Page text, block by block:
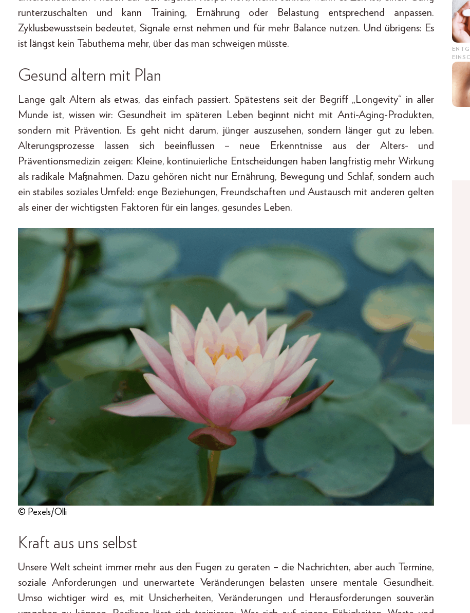
runterzuschalten und kann Training, Ernährung oder Belastung entsprechend anpassen.
Zyklusbewusstsein bedeutet, Signale ernst nehmen und für mehr Balance nutzen. Und übrigens: Es
ist längst kein Tabuthema mehr, über das man schweigen müsste.
Gesund altern mit Plan
Lange galt Altern als etwas, das einfach passiert. Spätestens seit der Begriff „Longevity“ in aller
Munde ist, wissen wir: Gesundheit im späteren Leben beginnt nicht mit Anti-Aging-Produkten,
sondern mit Prävention. Es geht nicht darum, jünger auszusehen, sondern länger gut zu leben.
Alterungsprozesse lassen sich beeinflussen – neue Erkenntnisse aus der Alters- und
Präventionsmedizin zeigen: Kleine, kontinuierliche Entscheidungen haben langfristig mehr Wirkung
als radikale Maßnahmen. Dazu gehören nicht nur Ernährung, Bewegung und Schlaf, sondern auch
ein stabiles soziales Umfeld: enge Beziehungen, Freundschaften und Austausch mit anderen gelten
als einer der wichtigsten Faktoren für ein langes, gesundes Leben.
© Pexels/Olli
Kraft aus uns selbst
Unsere Welt scheint immer mehr aus den Fugen zu geraten – die Nachrichten, aber auch Termine,
soziale Anforderungen und unerwartete Veränderungen belasten unsere mentale Gesundheit.
Umso wichtiger wird es, mit Unsicherheiten, Veränderungen und Herausforderungen souverän